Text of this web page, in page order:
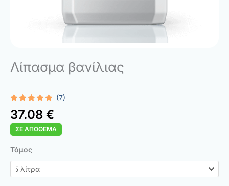
Λίπασμα βανίλιας
Rated
4.71out
of 5
based on
7
customer
(7)
37.08 €
ΣΕ ΑΠΌΘΕΜΑ
Τόμος
Vanilla
Fertilizer
quantity